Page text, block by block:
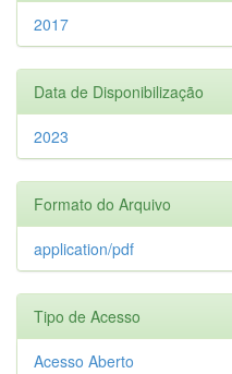
2017
Data de Disponibilização
2023
Formato do Arquivo
application/pdf
Tipo de Acesso
Acesso Aberto